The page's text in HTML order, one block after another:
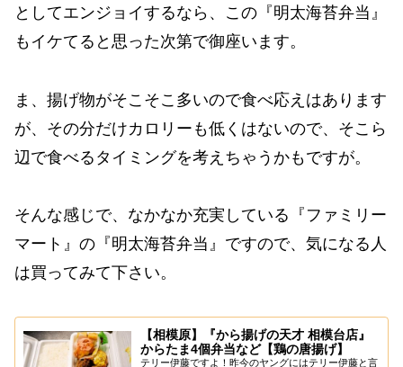
としてエンジョイするなら、この『明太海苔弁当』
もイケてると思った次第で御座います。
ま、揚げ物がそこそこ多いので食べ応えはあります
が、その分だけカロリーも低くはないので、そこら
辺で食べるタイミングを考えちゃうかもですが。
そんな感じで、なかなか充実している『ファミリー
マート』の『明太海苔弁当』ですので、気になる人
は買ってみて下さい。
【相模原】『から揚げの天才 相模台店』
からたま4個弁当など【鶏の唐揚げ】
テリー伊藤ですよ！昨今のヤングにはテリー伊藤と言